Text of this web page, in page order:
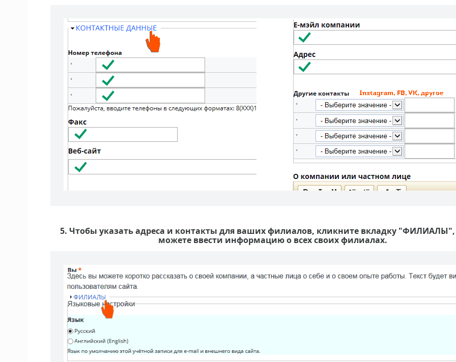
5. Чтобы указать адреса и контакты для ваших филиалов, кликните вкладку
можете ввести информацию о всех своих филиалах.